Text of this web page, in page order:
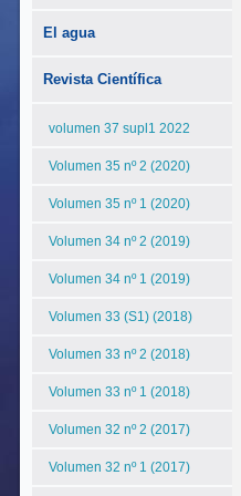
El agua
Revista Científica
volumen 37 supl1 2022
Volumen 35 nº 2 (2020)
Volumen 35 nº 1 (2020)
Volumen 34 nº 2 (2019)
Volumen 34 nº 1 (2019)
Volumen 33 (S1) (2018)
Volumen 33 nº 2 (2018)
Volumen 33 nº 1 (2018)
Volumen 32 nº 2 (2017)
Volumen 32 nº 1 (2017)